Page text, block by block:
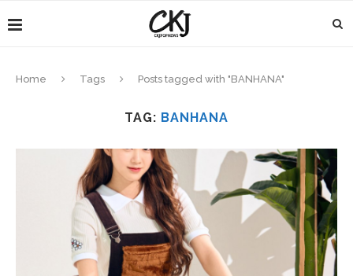
Home Tags Posts tagged with "BANHANA"
TAG: BANHANA